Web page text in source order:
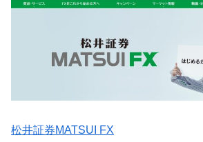
松井証券MATSUI FX